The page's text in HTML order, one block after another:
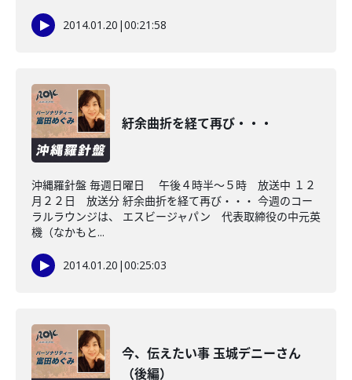
2014.01.20 |00:21:58
紆余曲折を経て再び・・・
沖縄羅針盤 毎週日曜日 午後４時半～５時 放送中 １２
月２２日 放送分 紆余曲折を経て再び・・・ 今週のコー
ラルラウンジは、 エスビージャパン 代表取締役の中元英
機（なかもと...
2014.01.20 |00:25:03
今、伝えたい事 玉城デニーさん
（後編）